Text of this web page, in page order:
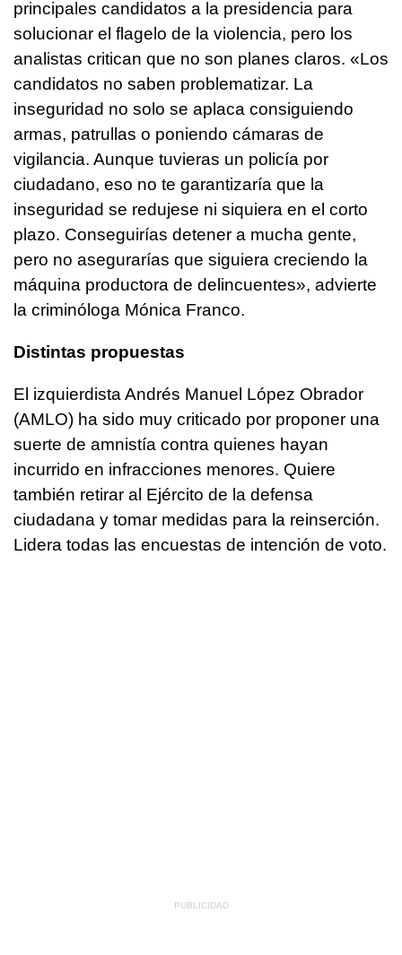
principales candidatos a la presidencia para
solucionar el flagelo de la violencia, pero los
analistas critican que no son planes claros. «Los
candidatos no saben problematizar. La
inseguridad no solo se aplaca consiguiendo
armas, patrullas o poniendo cámaras de
vigilancia. Aunque tuvieras un policía por
ciudadano, eso no te garantizaría que la
inseguridad se redujese ni siquiera en el corto
plazo. Conseguirías detener a mucha gente,
pero no asegurarías que siguiera creciendo la
máquina productora de delincuentes», advierte
la criminóloga Mónica Franco.
Distintas propuestas
El izquierdista Andrés Manuel López Obrador
(AMLO) ha sido muy criticado por proponer una
suerte de amnistía contra quienes hayan
incurrido en infracciones menores. Quiere
también retirar al Ejército de la defensa
ciudadana y tomar medidas para la reinserción.
Lidera todas las encuestas de intención de voto.